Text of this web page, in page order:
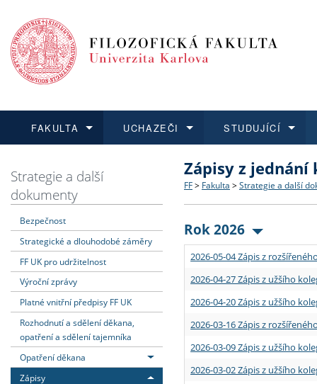
FAKULTA
Dozvědět se více
Struktura a historie
Strategie a další
Podpora a benefity pro
Absolventi fakulty
UCHAZEČI
Podat přihlášku
Co studovat a jak se
Učitelské studijní
Informace k průběhu
STUDUJÍCÍ
Dozvědět se více
Bakalářské a magisterské
Doktorské studium
Rigorózní řízení
Dozvědět se více
O vědě a výzkumu na FF
Akademické kvalifikace
Granty a projekty
Dozvědět se více
Aktuální nabídky a
Vyjíždějící studenti
Přijíždějící studenti
Vyjíždějící zaměstnanci
Strategie a další
dokumenty
Bezpečnost
Strategické a dlouhodobé záměry
FF UK pro udržitelnost
Výroční zprávy
Platné vnitřní předpisy FF UK
Rozhodnutí a sdělení děkana,
opatření a sdělení tajemníka
Opatření děkana
Zápisy
Zápisy z jednání
FF > Fakulta > Strategie a další
Rok 2026
2026-05-04 Zápis z
2026-04-27 Zápis z užšího
2026-04-20 Zápis z užšího
2026-03-16 Zápis z
2026-03-09 Zápis z užšího
2026-03-02 Zápis z užšího